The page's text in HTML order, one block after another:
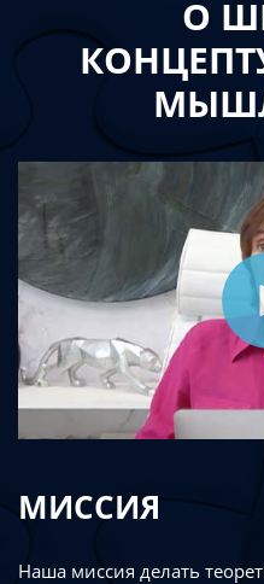
О
МИССИЯ
Наша миссия делать